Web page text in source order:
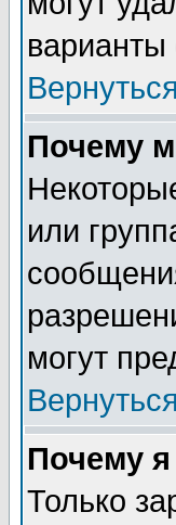
варианты
Почему
или
могут
Почему я
Только